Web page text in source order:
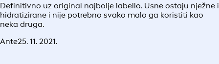
Definitivno uz original najbolje labello. Usne ostaju nježne i
hidratizirane i nije potrebno svako malo ga koristiti kao
neka druga.
Ante25. 11. 2021.